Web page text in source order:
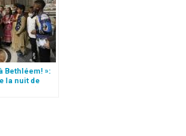
Bethléem! »:
la nuit de
complet)